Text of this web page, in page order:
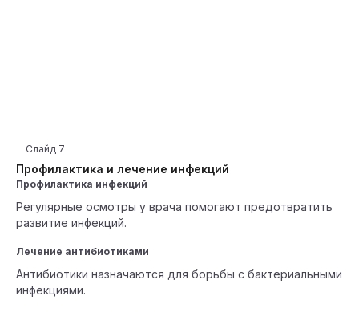
Профилактика и лечение инфекций
Слайд 7
Профилактика инфекций
Регулярные осмотры у врача помогают предотвратить
развитие инфекций.
Лечение антибиотиками
Антибиотики назначаются для борьбы с бактериальными
инфекциями.